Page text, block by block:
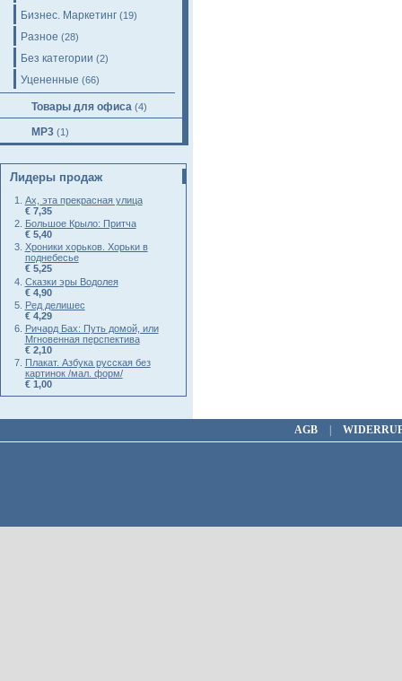
Бизнес. Маркетинг (19)
Разное (28)
Без категории (2)
Уцененные (66)
Товары для офиса (4)
MP3 (1)
Лидеры продаж
Ах, эта прекрасная улица
€ 7,35
Большое Крыло: Притча
€ 5,40
Хроники хорьков. Хорьки в
поднебесье
€ 5,25
Сказки эры Водолея
€ 4,90
Ред делишес
€ 4,29
Ричард Бах: Путь домой, или
Мгновенная перспектива
€ 2,10
Плакат. Азбука русская без
картинок /мал. форм/
€ 1,00
AGB